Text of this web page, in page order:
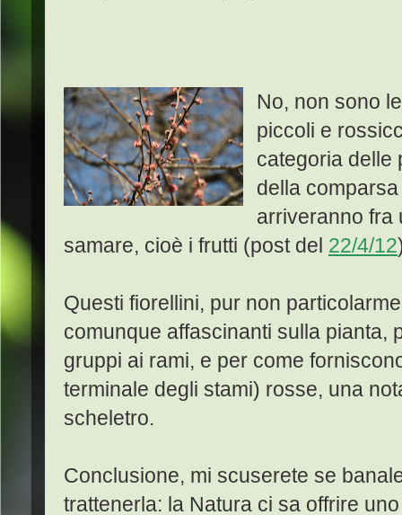
No, non sono
piccoli e
categoria delle
della
arriveranno fra
samare, cioè i frutti (post del 22/4/12
Questi fiorellini, pur non
comunque affascinanti sulla pianta,
gruppi ai rami, e per come
terminale degli stami) rosse, una
scheletro.
Conclusione, mi scuserete se
trattenerla: la Natura ci sa offrire